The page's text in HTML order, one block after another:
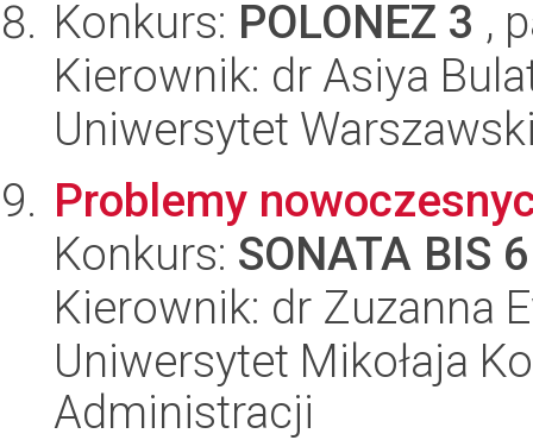
Konkurs: POLONEZ 3 ,
Kierownik: dr Asiya
Uniwersytet
Problemy
Konkurs: SONATA BIS 6
Kierownik: dr Zuzanna
Uniwersytet Mikołaja
Administracji